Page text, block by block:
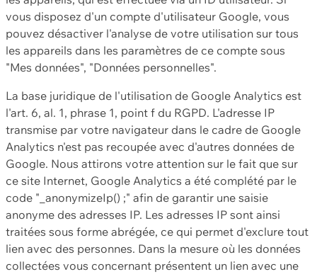
vous disposez d'un compte d'utilisateur Google, vous
pouvez désactiver l'analyse de votre utilisation sur tous
les appareils dans les paramètres de ce compte sous
"Mes données", "Données personnelles".
La base juridique de l'utilisation de Google Analytics est
l'art. 6, al. 1, phrase 1, point f du RGPD. L'adresse IP
transmise par votre navigateur dans le cadre de Google
Analytics n'est pas recoupée avec d'autres données de
Google. Nous attirons votre attention sur le fait que sur
ce site Internet, Google Analytics a été complété par le
code "_anonymizeIp() ;" afin de garantir une saisie
anonyme des adresses IP. Les adresses IP sont ainsi
traitées sous forme abrégée, ce qui permet d'exclure tout
lien avec des personnes. Dans la mesure où les données
collectées vous concernant présentent un lien avec une